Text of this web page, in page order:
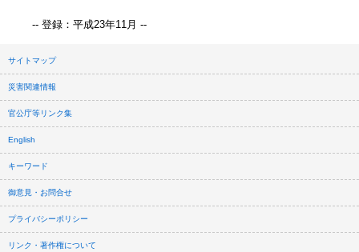
-- 登録：平成23年11月 --
サイトマップ
災害関連情報
官公庁等リンク集
English
キーワード
御意見・お問合せ
プライバシーポリシー
リンク・著作権について